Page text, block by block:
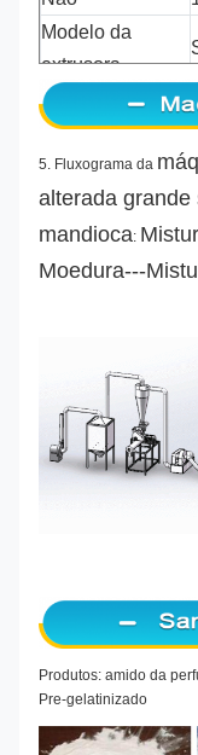
Modelo da
extrusora
Capacidade
Combustível do
secador/frigideira
Exigência da
área
5. Fluxograma da
alterada
mandioca:
Moedura---
Produtos: amido da
Pre-gelatinizado